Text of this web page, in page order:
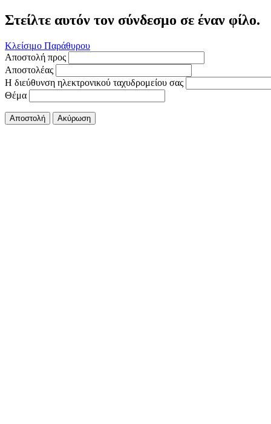
Στείλτε αυτόν τον σύνδεσμο σε έναν φίλο.
Κλείσιμο Παράθυρου
Αποστολή προς
Αποστολέας
Η διεύθυνση ηλεκτρονικού ταχυδρομείου σας
Θέμα
Αποστολή Ακύρωση